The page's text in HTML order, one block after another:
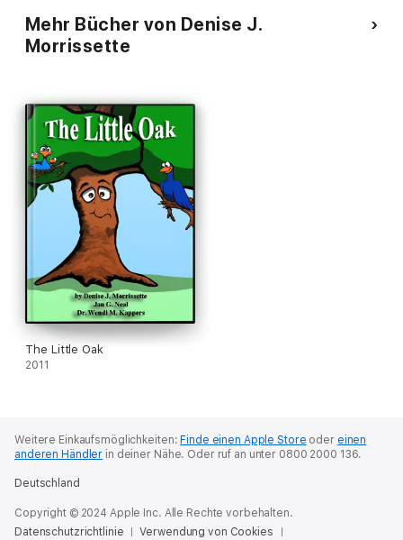
Mehr Bücher von Denise J.
Morrissette
The Little Oak
2011
Weitere Einkaufsmöglichkeiten:Finde einen Apple Store oder einen
anderen Händler in deiner Nähe. Oder ruf an unter 0800 2000 136.
Deutschland
Copyright © 2024 Apple Inc. Alle Rechte vorbehalten.
Datenschutzrichtlinie
Verwendung von Cookies